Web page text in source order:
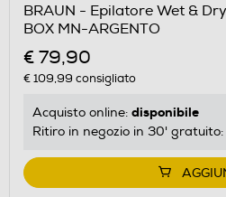
BRAUN - Epilatore Wet &
BOX MN-ARGENTO
€ 79,90
€ 109,99 consigliato
Acquisto online: disponibile
Ritiro in negozio in 30' gratuito: